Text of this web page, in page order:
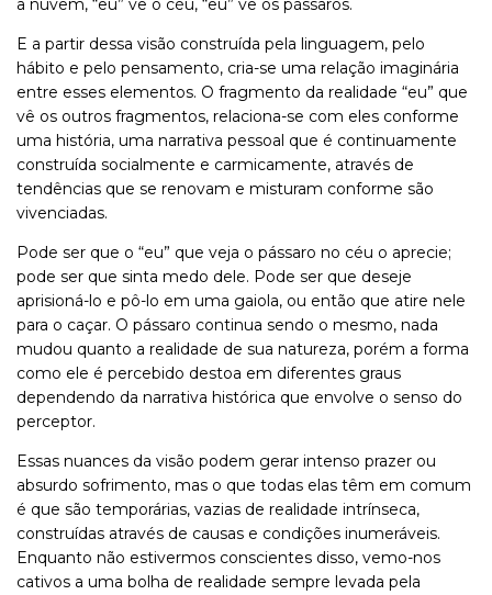
a nuvem, “eu” vê o céu, “eu” vê os pássaros.
E a partir dessa visão construída pela linguagem, pelo
hábito e pelo pensamento, cria-se uma relação imaginária
entre esses elementos. O fragmento da realidade “eu” que
vê os outros fragmentos, relaciona-se com eles conforme
uma história, uma narrativa pessoal que é continuamente
construída socialmente e carmicamente, através de
tendências que se renovam e misturam conforme são
vivenciadas.
Pode ser que o “eu” que veja o pássaro no céu o aprecie;
pode ser que sinta medo dele. Pode ser que deseje
aprisioná-lo e pô-lo em uma gaiola, ou então que atire nele
para o caçar. O pássaro continua sendo o mesmo, nada
mudou quanto a realidade de sua natureza, porém a forma
como ele é percebido destoa em diferentes graus
dependendo da narrativa histórica que envolve o senso do
perceptor.
Essas nuances da visão podem gerar intenso prazer ou
absurdo sofrimento, mas o que todas elas têm em comum
é que são temporárias, vazias de realidade intrínseca,
construídas através de causas e condições inumeráveis.
Enquanto não estivermos conscientes disso, vemo-nos
cativos a uma bolha de realidade sempre levada pela